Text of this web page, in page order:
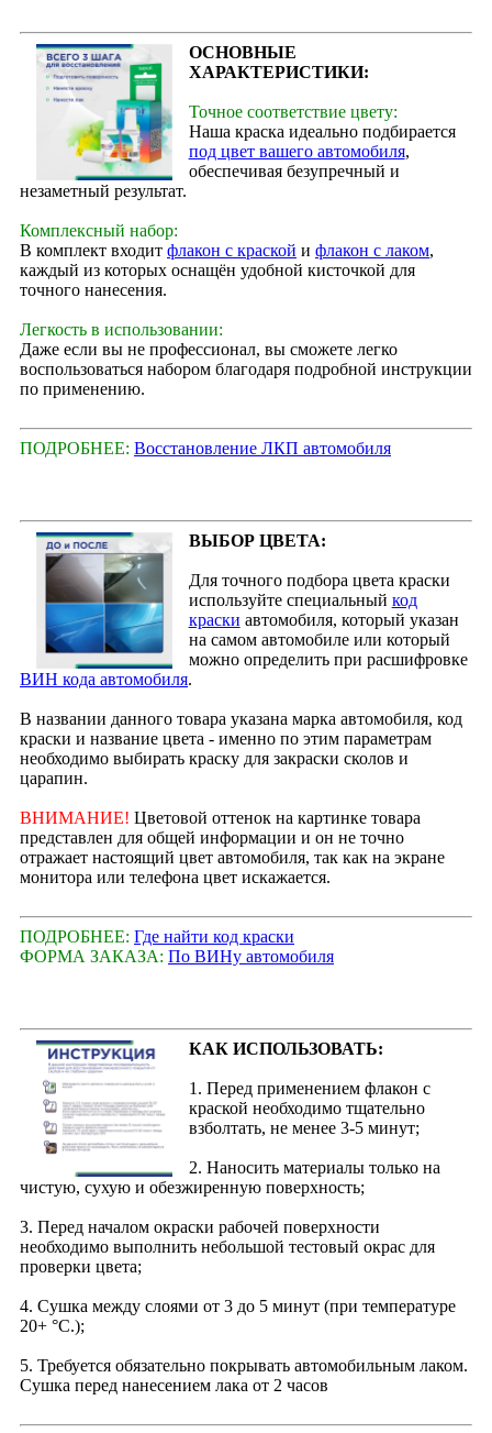
ОСНОВНЫЕ
ХАРАКТЕРИСТИКИ:
Точное соответствие цвету:
Наша краска идеально подбирается
под цвет вашего автомобиля,
обеспечивая безупречный и
незаметный результат.
Комплексный набор:
В комплект входит флакон с краской и флакон с лаком,
каждый из которых оснащён удобной кисточкой для
точного нанесения.
Легкость в использовании:
Даже если вы не профессионал, вы сможете легко
воспользоваться набором благодаря подробной инструкции
по применению.
ПОДРОБНЕЕ: Восстановление ЛКП автомобиля
ВЫБОР ЦВЕТА:
Для точного подбора цвета краски
используйте специальный код
краски автомобиля, который указан
на самом автомобиле или который
можно определить при расшифровке
ВИН кода автомобиля.
В названии данного товара указана марка автомобиля, код
краски и название цвета - именно по этим параметрам
необходимо выбирать краску для закраски сколов и
царапин.
ВНИМАНИЕ! Цветовой оттенок на картинке товара
представлен для общей информации и он не точно
отражает настоящий цвет автомобиля, так как на экране
монитора или телефона цвет искажается.
ПОДРОБНЕЕ: Где найти код краски
ФОРМА ЗАКАЗА: По ВИНу автомобиля
КАК ИСПОЛЬЗОВАТЬ:
1. Перед применением флакон с
краской необходимо тщательно
взболтать, не менее 3-5 минут;
2. Наносить материалы только на
чистую, сухую и обезжиренную поверхность;
3. Перед началом окраски рабочей поверхности
необходимо выполнить небольшой тестовый окрас для
проверки цвета;
4. Сушка между слоями от 3 до 5 минут (при температуре
20+ °С.);
5. Требуется обязательно покрывать автомобильным лаком.
Сушка перед нанесением лака от 2 часов